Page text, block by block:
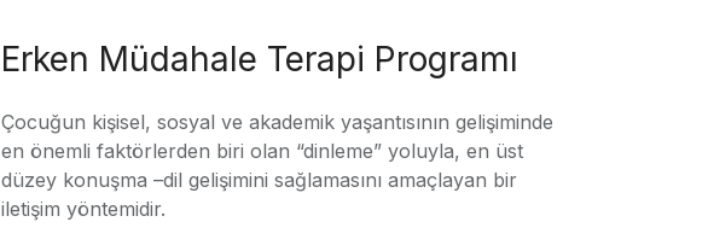
Erken Müdahale Terapi Programı
Çocuğun kişisel, sosyal ve akademik yaşantısının gelişiminde
en önemli faktörlerden biri olan “dinleme” yoluyla, en üst
düzey konuşma –dil gelişimini sağlamasını amaçlayan bir
iletişim yöntemidir.